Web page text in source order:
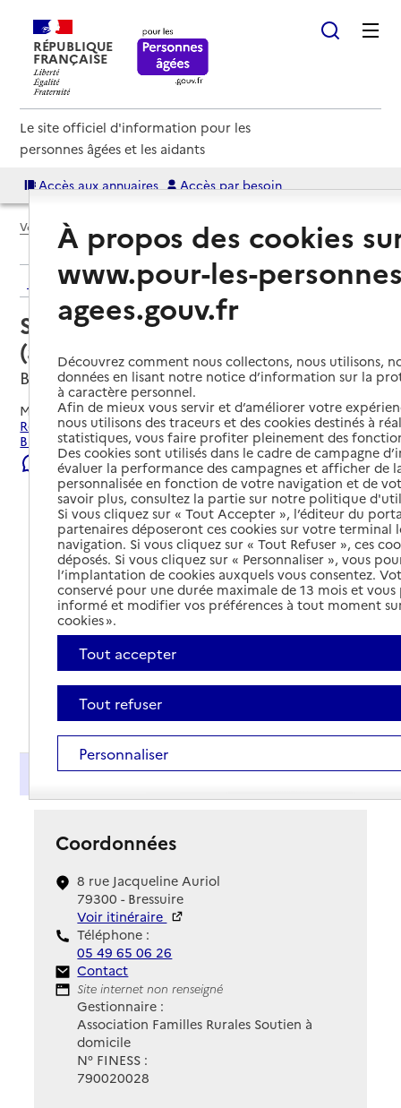
RÉPUBLIQUE
FRANÇAISE
Le site officiel d'information pour les
personnes âgées et les aidants
Accès aux annuaires Accès par besoin
Voir le fil d’Ariane
Retour aux résultats de l'annuaire
Service autonomie à domicile
(aide) – Familles Rurales
Bressuire, DEUX-SEVRES
Mis à jour le31/07/2026
Rechercher les établissements et services autour de
Bressuire.
Signaler une erreur
Présentation
Coordonnées
8 rue Jacqueline Auriol
79300 - Bressuire
Voir itinéraire
Téléphone :
05 49 65 06 26
Contact
Contact
Site Internet
Site internet non renseigné
Gestionnaire :
Association Familles Rurales Soutien à
domicile
N° FINESS :
790020028
À propos des cookies
www.pour-les-
agees.gouv.fr
Découvrez comment nous collectons, nous utilisons,
données en lisant notre notice d’information sur la
à caractère personnel.
Afin de mieux vous servir et d’améliorer votre
nous utilisons des traceurs et des cookies destinés à
statistiques, vous faire profiter pleinement des
Des cookies sont utilisés dans le cadre de campagne
évaluer la performance des campagnes et afficher de
personnalisée en fonction de votre navigation et de
savoir plus, consultez la partie sur notre politique
Si vous cliquez sur « Tout Accepter », l’éditeur du
partenaires déposeront ces cookies sur votre terminal
navigation. Si vous cliquez sur « Tout Refuser », ces
déposés. Si vous cliquez sur « Personnaliser », vous
l’implantation de cookies auxquels vous consentez.
conservé pour une durée maximale de 13 mois et
informé et modifier vos préférences à tout moment
cookies ».
Tout accepter
Tout refuser
Personnaliser